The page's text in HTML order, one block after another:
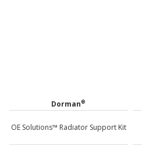
Dorman®
OE Solutions™ Radiator Support Kit